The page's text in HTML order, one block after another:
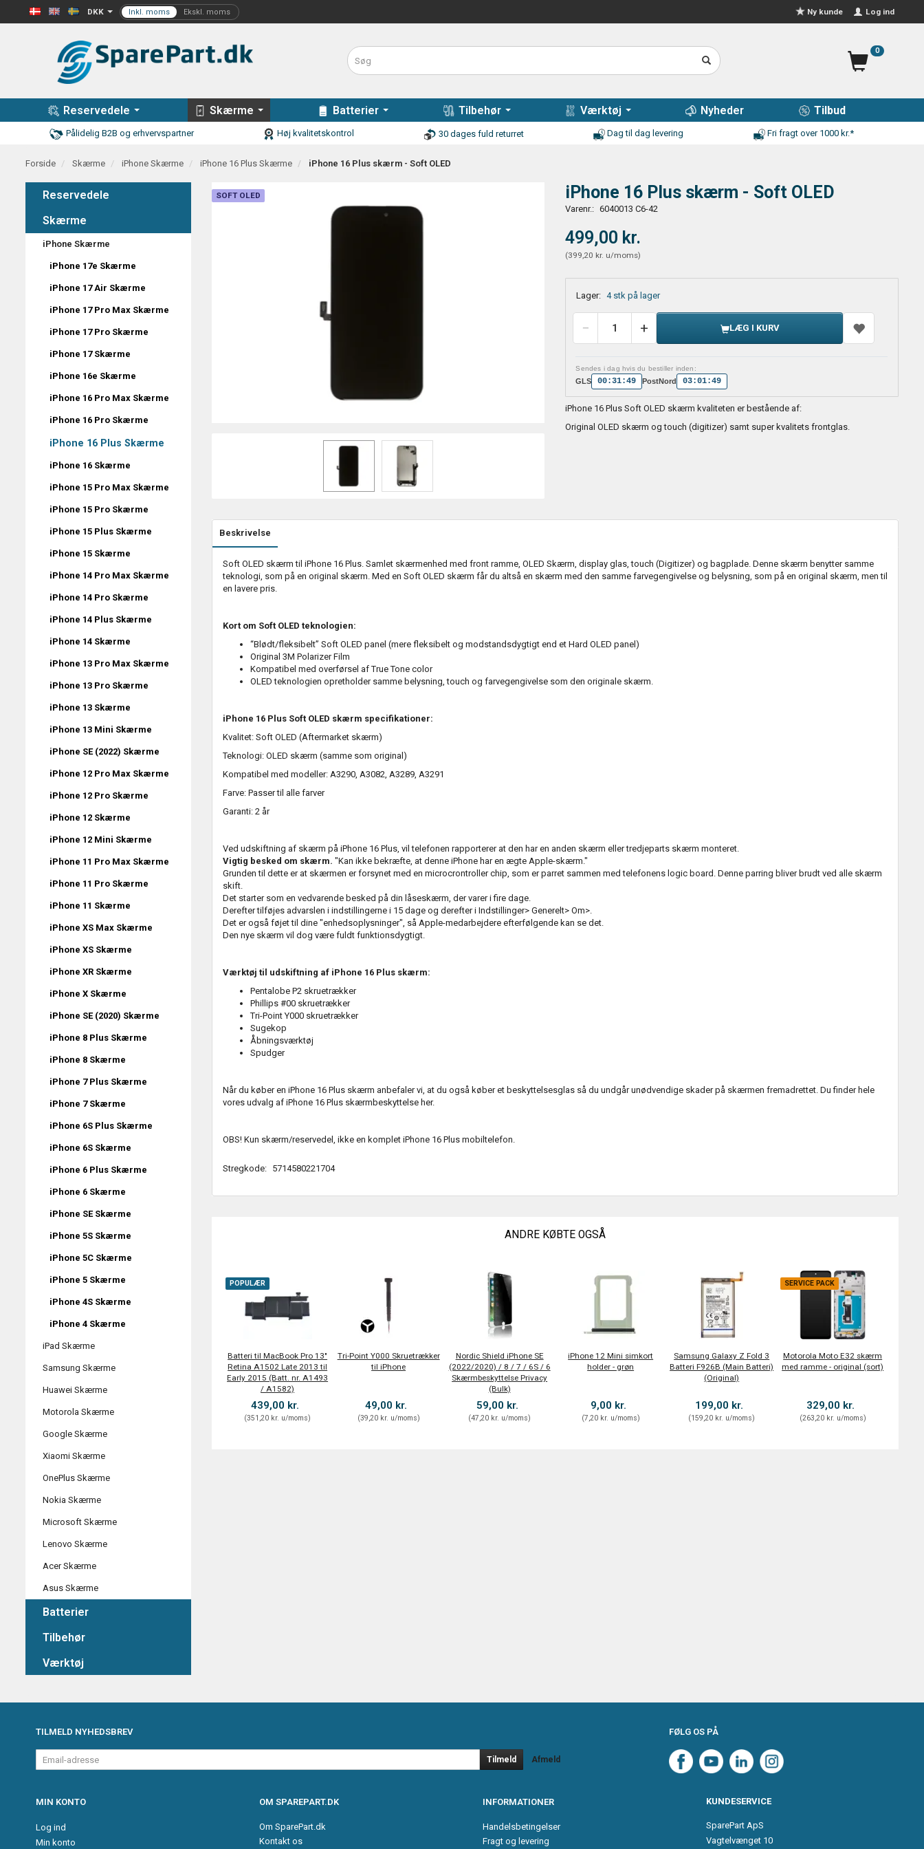
DKK Log ind
Ny kunde
0
Reservedele Skærme Batterier Tilbehør Værktøj Nyheder Tilbud
Pålidelig B2B og erhvervspartner Høj kvalitetskontrol 30 dages fuld returret Dag til dag levering Fri fragt over 1000 kr.*
Forside Skærme iPhone Skærme iPhone 16 Plus Skærme iPhone 16 Plus skærm - Soft OLED
Reservedele
Skærme
iPhone Skærme
iPhone 17e Skærme
iPhone 17 Air Skærme
iPhone 17 Pro Max Skærme
iPhone 17 Pro Skærme
iPhone 17 Skærme
iPhone 16e Skærme
iPhone 16 Pro Max Skærme
iPhone 16 Pro Skærme
iPhone 16 Plus Skærme
iPhone 16 Skærme
iPhone 15 Pro Max Skærme
iPhone 15 Pro Skærme
iPhone 15 Plus Skærme
iPhone 15 Skærme
iPhone 14 Pro Max Skærme
iPhone 14 Pro Skærme
iPhone 14 Plus Skærme
iPhone 14 Skærme
iPhone 13 Pro Max Skærme
iPhone 13 Pro Skærme
iPhone 13 Skærme
iPhone 13 Mini Skærme
iPhone SE (2022) Skærme
iPhone 12 Pro Max Skærme
iPhone 12 Pro Skærme
iPhone 12 Skærme
iPhone 12 Mini Skærme
iPhone 11 Pro Max Skærme
iPhone 11 Pro Skærme
iPhone 11 Skærme
iPhone XS Max Skærme
iPhone XS Skærme
iPhone XR Skærme
iPhone X Skærme
iPhone SE (2020) Skærme
iPhone 8 Plus Skærme
iPhone 8 Skærme
iPhone 7 Plus Skærme
iPhone 7 Skærme
iPhone 6S Plus Skærme
iPhone 6S Skærme
iPhone 6 Plus Skærme
iPhone 6 Skærme
iPhone SE Skærme
iPhone 5S Skærme
iPhone 5C Skærme
iPhone 5 Skærme
iPhone 4S Skærme
iPhone 4 Skærme
iPad Skærme
Samsung Skærme
Huawei Skærme
Motorola Skærme
Google Skærme
Xiaomi Skærme
OnePlus Skærme
Nokia Skærme
Microsoft Skærme
Lenovo Skærme
Acer Skærme
Asus Skærme
Batterier
Tilbehør
Værktøj
SOFT OLED iPhone 16 Plus skærm - Soft OLED
Varenr.: 6040013 C6-42
499,00 kr.
(399,20 kr. u/moms)
Lager: 4 stk på lager
LÆG I KURV
Sendes i dag hvis du bestiller inden:
GLS 00:31:48 PostNord 03:01:48
iPhone 16 Plus Soft OLED skærm kvaliteten er bestående af:
Original OLED skærm og touch (digitizer) samt super kvalitets frontglas.
Beskrivelse
Soft OLED skærm til iPhone 16 Plus. Samlet skærmenhed med front ramme, OLED Skærm, display glas, touch (Digitizer) og bagplade. Denne skærm benytter samme
teknologi, som på en original skærm. Med en Soft OLED skærm får du altså en skærm med den samme farvegengivelse og belysning, som på en original skærm, men til
en lavere pris.
Kort om Soft OLED teknologien:
“Blødt/fleksibelt” Soft OLED panel (mere fleksibelt og modstandsdygtigt end et Hard OLED panel)
Original 3M Polarizer Film
Kompatibel med overførsel af True Tone color
OLED teknologien opretholder samme belysning, touch og farvegengivelse som den originale skærm.
iPhone 16 Plus Soft OLED skærm specifikationer:
Kvalitet: Soft OLED (Aftermarket skærm)
Teknologi: OLED skærm (samme som original)
Kompatibel med modeller: A3290, A3082, A3289, A3291
Farve: Passer til alle farver
Garanti: 2 år
Ved udskiftning af skærm på iPhone 16 Plus, vil telefonen rapporterer at den har en anden skærm eller tredjeparts skærm monteret.
Vigtig besked om skærm. "Kan ikke bekræfte, at denne iPhone har en ægte Apple-skærm."
Grunden til dette er at skærmen er forsynet med en microcrontroller chip, som er parret sammen med telefonens logic board. Denne parring bliver brudt ved alle skærm
skift.
Det starter som en vedvarende besked på din låseskærm, der varer i fire dage.
Derefter tilføjes advarslen i indstillingerne i 15 dage og derefter i Indstillinger> Generelt> Om>.
Det er også føjet til dine "enhedsoplysninger", så Apple-medarbejdere efterfølgende kan se det.
Den nye skærm vil dog være fuldt funktionsdygtigt.
Værktøj til udskiftning af iPhone 16 Plus skærm:
Pentalobe P2 skruetrækker
Phillips #00 skruetrækker
Tri-Point Y000 skruetrækker
Sugekop
Åbningsværktøj
Spudger
Når du køber en iPhone 16 Plus skærm anbefaler vi, at du også køber et beskyttelsesglas så du undgår unødvendige skader på skærmen fremadrettet. Du finder hele
vores udvalg af iPhone 16 Plus skærmbeskyttelse her.
OBS! Kun skærm/reservedel, ikke en komplet iPhone 16 Plus mobiltelefon.
Stregkode: 5714580221704
ANDRE KØBTE OGSÅ
POPULÆR
Batteri til MacBook Pro 13"
Retina A1502 Late 2013 til
Early 2015 (Batt. nr. A1493
/ A1582)
439,00 kr.
(351,20 kr. u/moms)
Tri-Point Y000 Skruetrækker
til iPhone
49,00 kr.
(39,20 kr. u/moms)
Nordic Shield iPhone SE
(2022/2020) / 8 / 7 / 6S / 6
Skærmbeskyttelse Privacy
(Bulk)
59,00 kr.
(47,20 kr. u/moms)
iPhone 12 Mini simkort
holder - grøn
9,00 kr.
(7,20 kr. u/moms)
Samsung Galaxy Z Fold 3
Batteri F926B (Main Batteri)
(Original)
199,00 kr.
(159,20 kr. u/moms)
SERVICE PACK
Motorola Moto E32 skærm
med ramme - original (sort)
329,00 kr.
(263,20 kr. u/moms)
TILMELD NYHEDSBREV
Email-
adresse
Tilmeld Afmeld
FØLG OS PÅ
MIN KONTO
Log ind
Min konto
OM SPAREPART.DK
Om SparePart.dk
Kontakt os
INFORMATIONER
Handelsbetingelser
Fragt og levering
KUNDESERVICE
SparePart ApS
Vagtelvænget 10